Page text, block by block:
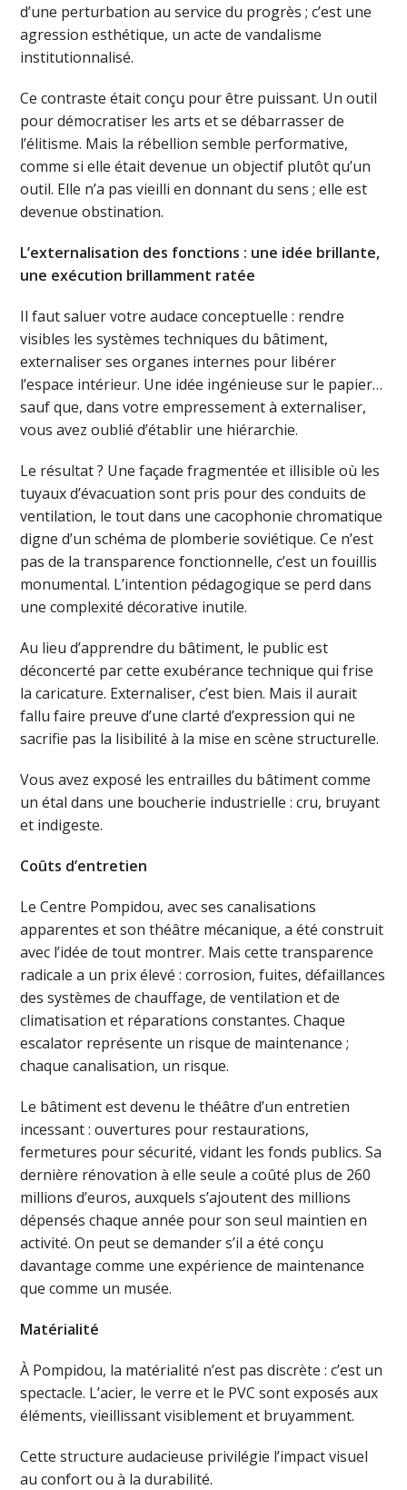
d’une perturbation au service du progrès ; c’est une
agression esthétique, un acte de vandalisme
institutionnalisé.
Ce contraste était conçu pour être puissant. Un outil
pour démocratiser les arts et se débarrasser de
l’élitisme. Mais la rébellion semble performative,
comme si elle était devenue un objectif plutôt qu’un
outil. Elle n’a pas vieilli en donnant du sens ; elle est
devenue obstination.
L’externalisation des fonctions : une idée brillante,
une exécution brillamment ratée
Il faut saluer votre audace conceptuelle : rendre
visibles les systèmes techniques du bâtiment,
externaliser ses organes internes pour libérer
l’espace intérieur. Une idée ingénieuse sur le papier…
sauf que, dans votre empressement à externaliser,
vous avez oublié d’établir une hiérarchie.
Le résultat ? Une façade fragmentée et illisible où les
tuyaux d’évacuation sont pris pour des conduits de
ventilation, le tout dans une cacophonie chromatique
digne d’un schéma de plomberie soviétique. Ce n’est
pas de la transparence fonctionnelle, c’est un fouillis
monumental. L’intention pédagogique se perd dans
une complexité décorative inutile.
Au lieu d’apprendre du bâtiment, le public est
déconcerté par cette exubérance technique qui frise
la caricature. Externaliser, c’est bien. Mais il aurait
fallu faire preuve d’une clarté d’expression qui ne
sacrifie pas la lisibilité à la mise en scène structurelle.
Vous avez exposé les entrailles du bâtiment comme
un étal dans une boucherie industrielle : cru, bruyant
et indigeste.
Coûts d’entretien
Le Centre Pompidou, avec ses canalisations
apparentes et son théâtre mécanique, a été construit
avec l’idée de tout montrer. Mais cette transparence
radicale a un prix élevé : corrosion, fuites, défaillances
des systèmes de chauffage, de ventilation et de
climatisation et réparations constantes. Chaque
escalator représente un risque de maintenance ;
chaque canalisation, un risque.
Le bâtiment est devenu le théâtre d’un entretien
incessant : ouvertures pour restaurations,
fermetures pour sécurité, vidant les fonds publics. Sa
dernière rénovation à elle seule a coûté plus de 260
millions d’euros, auxquels s’ajoutent des millions
dépensés chaque année pour son seul maintien en
activité. On peut se demander s’il a été conçu
davantage comme une expérience de maintenance
que comme un musée.
Matérialité
À Pompidou, la matérialité n’est pas discrète : c’est un
spectacle. L’acier, le verre et le PVC sont exposés aux
éléments, vieillissant visiblement et bruyamment.
Cette structure audacieuse privilégie l’impact visuel
au confort ou à la durabilité.